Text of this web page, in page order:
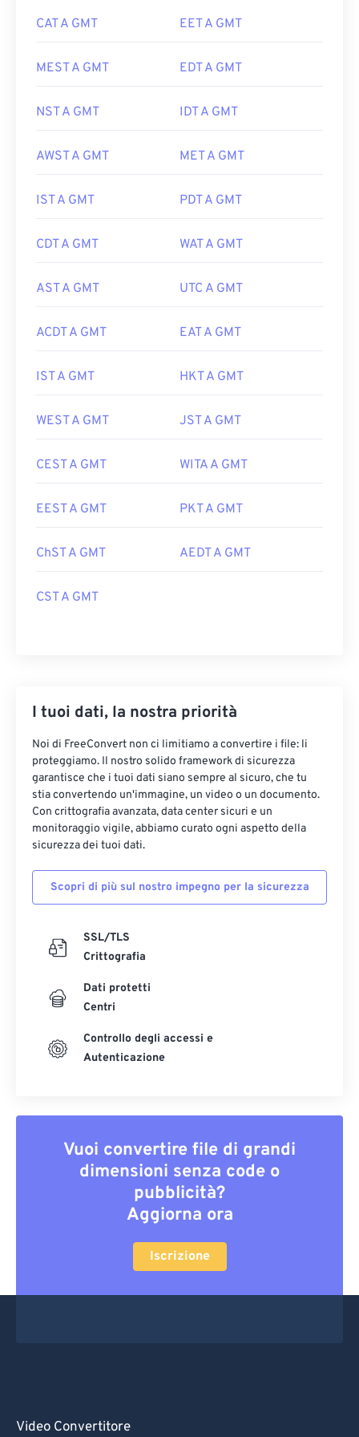
CAT A GMT EET A GMT
MEST A GMT EDT A GMT
NST A GMT IDT A GMT
AWST A GMT MET A GMT
IST A GMT PDT A GMT
CDT A GMT WAT A GMT
AST A GMT UTC A GMT
ACDT A GMT EAT A GMT
IST A GMT HKT A GMT
WEST A GMT JST A GMT
CEST A GMT WITA A GMT
EEST A GMT PKT A GMT
ChST A GMT AEDT A GMT
CST A GMT
I tuoi dati, la nostra priorità
Noi di FreeConvert non ci limitiamo a convertire i file: li
proteggiamo. Il nostro solido framework di sicurezza
garantisce che i tuoi dati siano sempre al sicuro, che tu
stia convertendo un'immagine, un video o un documento.
Con crittografia avanzata, data center sicuri e un
monitoraggio vigile, abbiamo curato ogni aspetto della
sicurezza dei tuoi dati.
Scopri di più sul nostro impegno per la sicurezza
SSL/TLS
Crittografia
Dati protetti
Centri
Controllo degli accessi e
Autenticazione
Vuoi convertire file di grandi
dimensioni senza code o
pubblicità?
Aggiorna ora
Iscrizione
Video Convertitore